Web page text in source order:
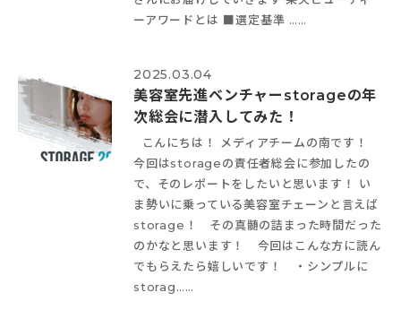
ーアワードとは ■選定基準 ……
2025.03.04
美容室先進ベンチャーstorageの年
次総会に潜入してみた！
こんにちは！ メディアチームの南です！
今回はstorageの責任者総会に参加したの
で、そのレポートをしたいと思います！ い
ま勢いに乗っている美容室チェーンと言えば
storage！ その真髄の詰まった時間だった
のかなと思います！ 今回はこんな方に読ん
でもらえたら嬉しいです！ ・シンプルに
storag……